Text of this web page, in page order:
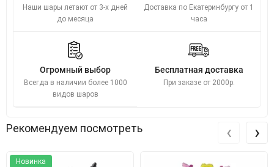
Наши шары летают от 3-х дней
до месяца
Доставка по Екатеринбургу от 1
часа
Огромный выбор
Всегда в наличии более 1000
видов шаров
Бесплатная доставка
При заказе от 2000р.
Рекомендуем посмотреть
Новинка
‹ ›